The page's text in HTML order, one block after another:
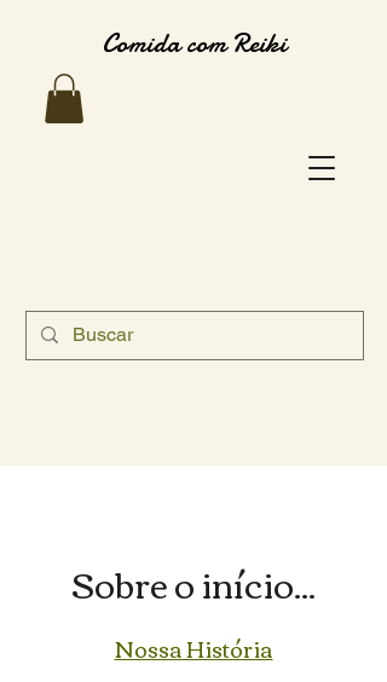
Comida com Reiki
Sobre o início...
Nossa História